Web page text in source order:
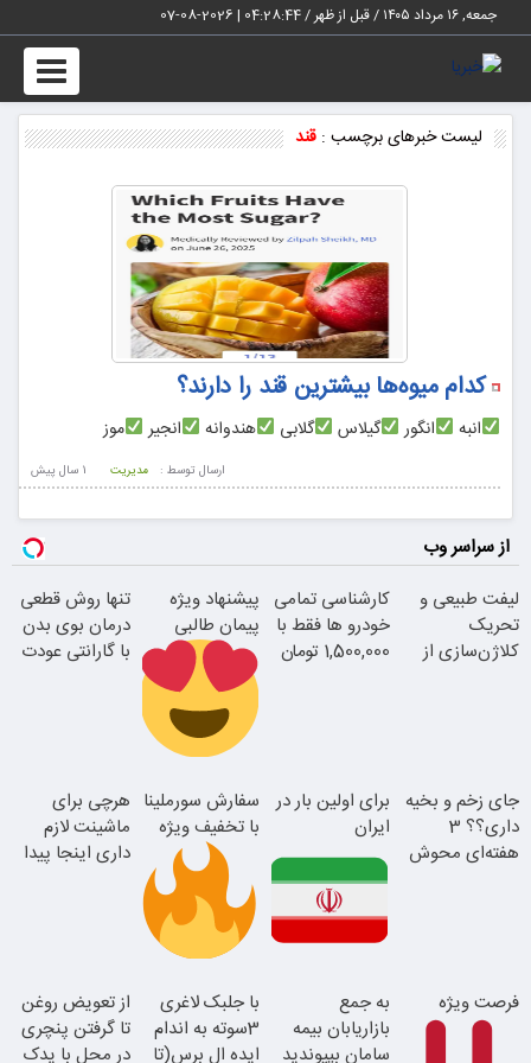
جمعه, ۱۶ مرداد ۱۴۰۵ / قبل از ظهر / 04:28:44
|
2026-08-07
Toggle
لیست خبرهای برچسب : قند
کدام میوه‌ها بیشترین قند را دارند؟
انبه انگور گیلاس گلابی هندوانه انجیر موز
1 سال پيش ارسال توسط : مدیریت
از سراسر وب
لیفت طبیعی و
تحریک
کلاژن‌سازی از
جوان شو
کارشناسی تمامی
خودرو ها فقط با
1,500,000 تومان
پیشنهاد ویژه
پیمان طالبی
با تخفیف ویژه
تنها روش قطعی
درمان بوی بدن
با گارانتی عودت
همین الان ببین
جای زخم و بخیه
داری؟؟ 3
هفته‌ای محوش
برای اولین بار در
ایران
روزه ساخت!
سفارش سورملینا
با تخفیف ویژه
محدود!!!!
هرچی برای
ماشینت لازم
داری اینجا پیدا
فرصت ویژه
به جمع
بازاریابان بیمه
سامان بپیوندید
با جلبک لاغری
3سوته به اندام
ایده ال برس(تا
از تعویض روغن
تا گرفتن پنچری
در محل با یدک